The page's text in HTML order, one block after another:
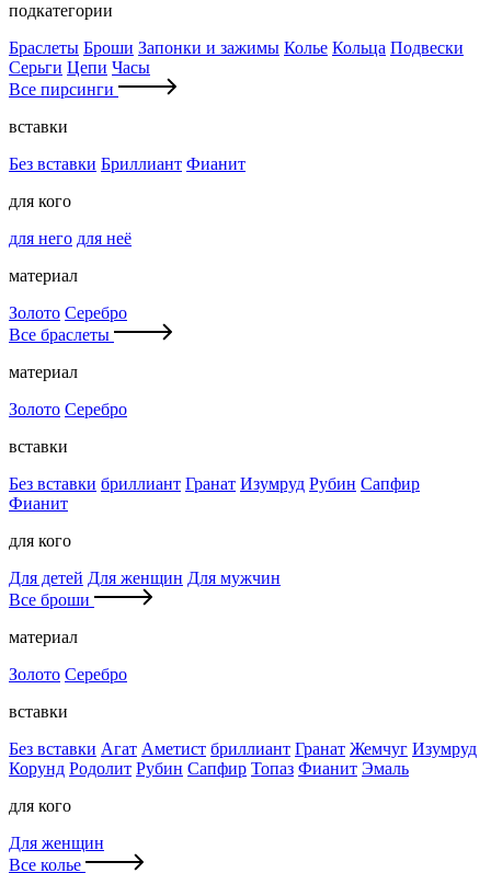
подкатегории
Браслеты Броши Запонки и зажимы Колье Кольца Подвески
Серьги Цепи Часы
Все пирсинги
вставки
Без вставки Бриллиант Фианит
для кого
для него для неё
материал
Золото Серебро
Все браслеты
материал
Золото Серебро
вставки
Без вставки бриллиант Гранат Изумруд Рубин Сапфир
Фианит
для кого
Для детей Для женщин Для мужчин
Все броши
материал
Золото Серебро
вставки
Без вставки Агат Аметист бриллиант Гранат Жемчуг Изумруд
Корунд Родолит Рубин Сапфир Топаз Фианит Эмаль
для кого
Для женщин
Все колье